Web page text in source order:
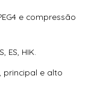
Ds-3E1518P-
Sfp Giga-
Ds-3E1526P-
Portas Sfp Giga
e compressão
ES, HIK.
principal e alto